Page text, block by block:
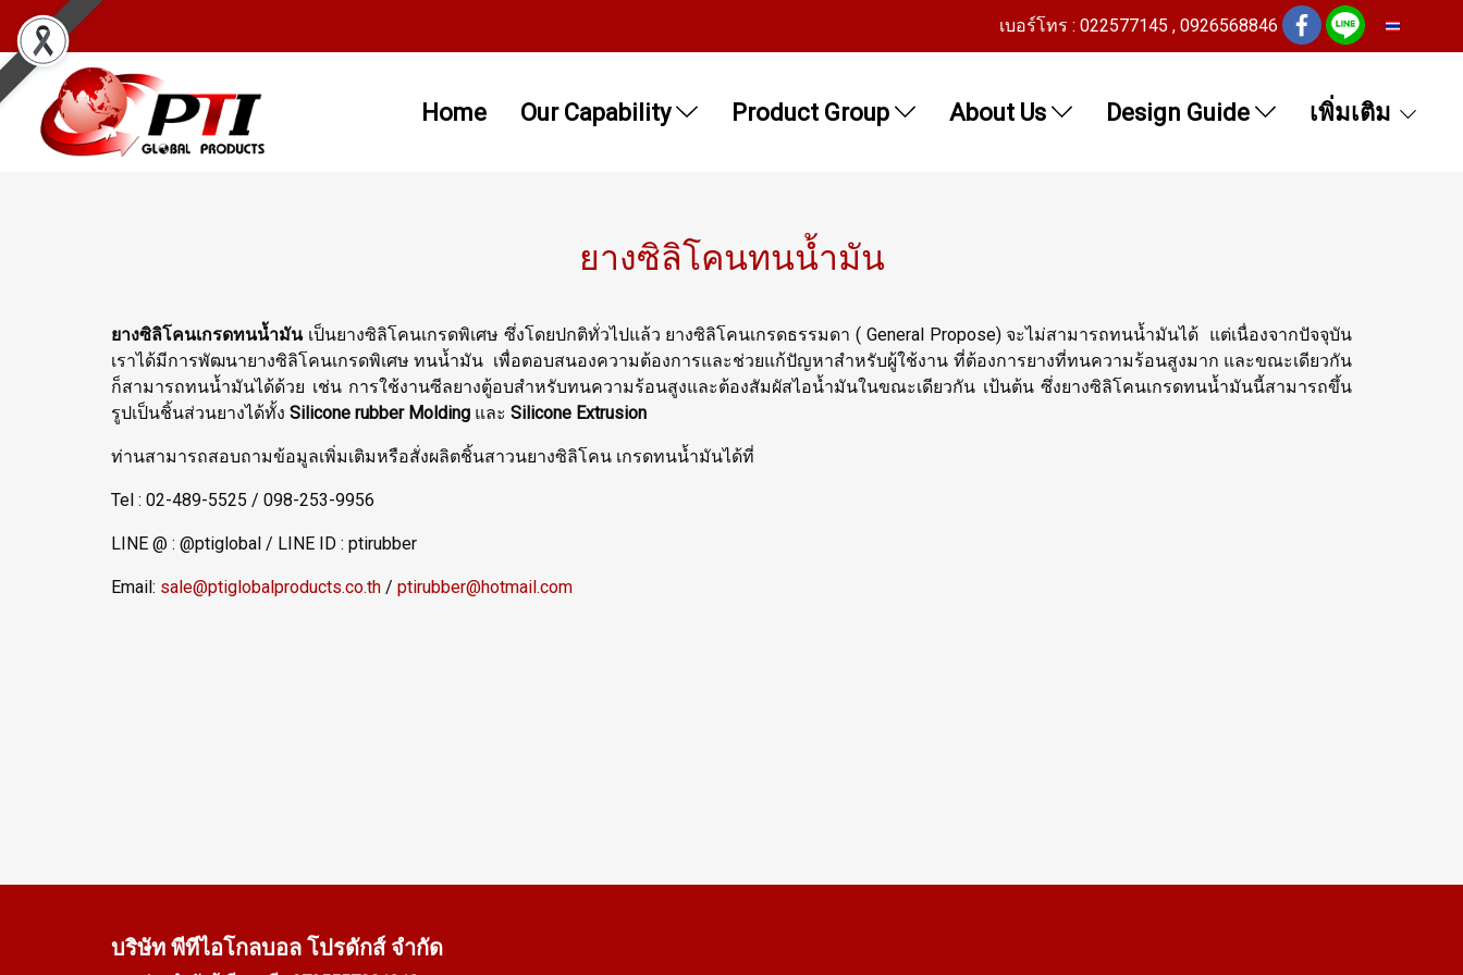
เบอร์โทร : 022577145 , 0926568846
Home Our Capability Product Group About Us Design Guide เพิ่มเติม
ยางซิลิโคนทนน้ำมัน
ยางซิลิโคนเกรดทนน้ำมันเป็นยางซิลิโคนเกรดพิเศษ ซึ่งโดยปกติทั่วไปแล้ว ยางซิลิโคนเกรดธรรมดา ( General Propose) จะไม่สามารถทนน้ำมันได้ แต่เนื่องจากปัจจุบัน
เราได้มีการพัฒนายางซิลิโคนเกรดพิเศษ ทนน้ำมัน เพื่อตอบสนองความต้องการและช่วยแก้ปัญหาสำหรับผู้ใช้งาน ที่ต้องการยางที่ทนความร้อนสูงมาก และขณะเดียวกัน
ก็สามารถทนน้ำมันได้ด้วย เช่น การใช้งานซีลยางตู้อบสำหรับทนความร้อนสูงและต้องสัมผัสไอน้ำมันในขณะเดียวกัน เป้นต้น ซึ่งยางซิลิโคนเกรดทนน้ำมันนี้สามารถขึ้น
รูปเป็นชิ้นส่วนยางได้ทั้ง Silicone rubber Molding และ Silicone Extrusion
ท่านสามารถสอบถามข้อมูลเพิ่มเติมหรือสั่งผลิตชิ้นสาวนยางซิลิโคน เกรดทนน้ำมันได้ที่
Tel : 02-489-5525 / 098-253-9956
LINE @ : @ptiglobal / LINE ID : ptirubber
Email: sale@ptiglobalproducts.co.th / ptirubber@hotmail.com
บริษัท พีทีไอโกลบอล โปรดักส์ จำกัด